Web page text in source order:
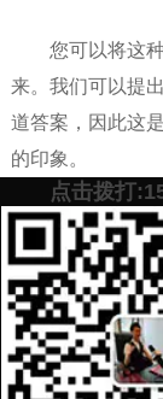
您可以将这
来。我们可以提
道答案，因此这
的印象。
如果您没有
务，加下面微信
预约营销老师
点击拨打